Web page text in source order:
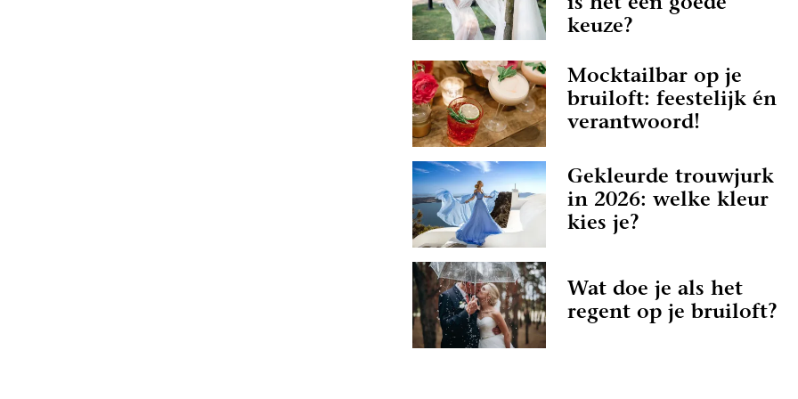
is het een goede
keuze?
Mocktailbar op je
bruiloft: feestelijk én
verantwoord!
Gekleurde trouwjurk
in 2026: welke kleur
kies je?
Wat doe je als het
regent op je bruiloft?